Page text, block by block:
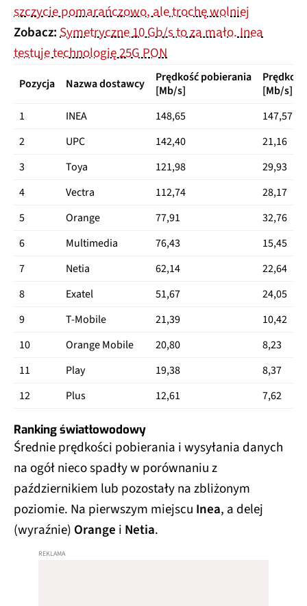
szczycie pomarańczowo, ale trochę wolniej
Zobacz:Symetryczne 10 Gb/s to za mało. Inea
testuje technologię 25G PON
Pozycja Nazwa dostawcy
Prędkość pobierania
[Mb/s]
[Mb/s]
1
INEA 148,65
147,57
2
UPC 142,40
21,16
3
Toya 121,98
29,93
4
Vectra 112,74
28,17
5
Orange 77,91
32,76
6
Multimedia 76,43
15,45
7
Netia 62,14
22,64
8
Exatel 51,67
24,05
9
T-Mobile 21,39
10,42
10
Orange Mobile 20,80
8,23
11
Play 19,38
8,37
12
Plus 12,61 7,62
Ranking światłowodowy
Średnie prędkości pobierania i wysyłania danych
na ogół nieco spadły w porównaniu z
październikiem lub pozostały na zbliżonym
poziomie. Na pierwszym miejscu Inea, a delej
(wyraźnie) Orange i Netia.